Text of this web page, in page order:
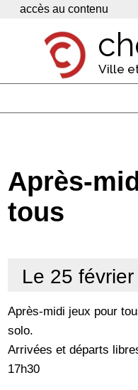
Panneau de gestion des cookies
accès au contenu
Ville
Economie
Services
Après-
tous
Le 25
Après-midi jeux pour
solo.
Arrivées et départs
17h30